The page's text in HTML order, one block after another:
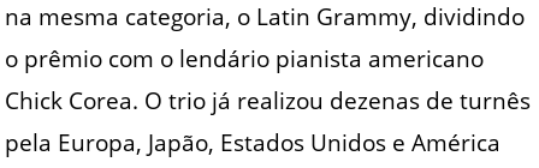
na mesma categoria, o Latin Grammy, dividindo
o prêmio com o lendário pianista americano
Chick Corea. O trio já realizou dezenas de turnês
pela Europa, Japão, Estados Unidos e América